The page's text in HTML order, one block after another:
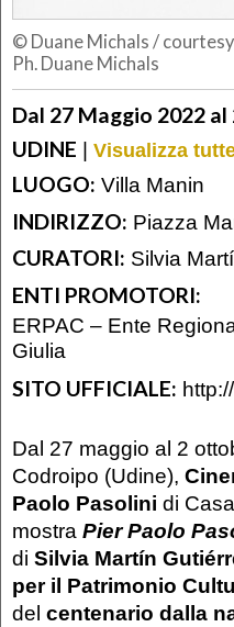
© Duane Michals /
Ph. Duane Michals
Dal 27 Maggio 2022
UDINE | Visualizza
LUOGO: Villa Manin
INDIRIZZO: Piazza
CURATORI: Silvia
ENTI PROMOTORI:
ERPAC – Ente
Giulia
SITO UFFICIALE:
Dal 27 maggio al 2
Codroipo (Udine),
Paolo Pasolini di
mostra Pier Paolo
di Silvia Martín
per il Patrimonio
del centenario dalla